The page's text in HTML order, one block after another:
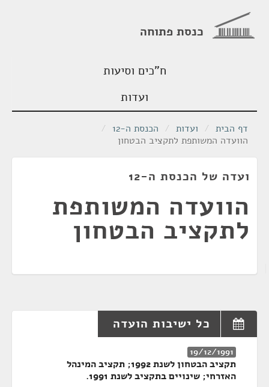
כנסת פתוחה
ח"כים וסיעות
ועדות
דף הבית / ועדות / הכנסת ה-12
/
הוועדה המשותפת לתקציב הבטחון
ועדה של הכנסת ה-12
הוועדה המשותפת
לתקציב הבטחון
כל ישיבות הועדה
19/12/1991
תקציב הבטחון לשנת 1992; תקציב המינהל
האזרחי; שינויים בתקציב לשנת 1991.